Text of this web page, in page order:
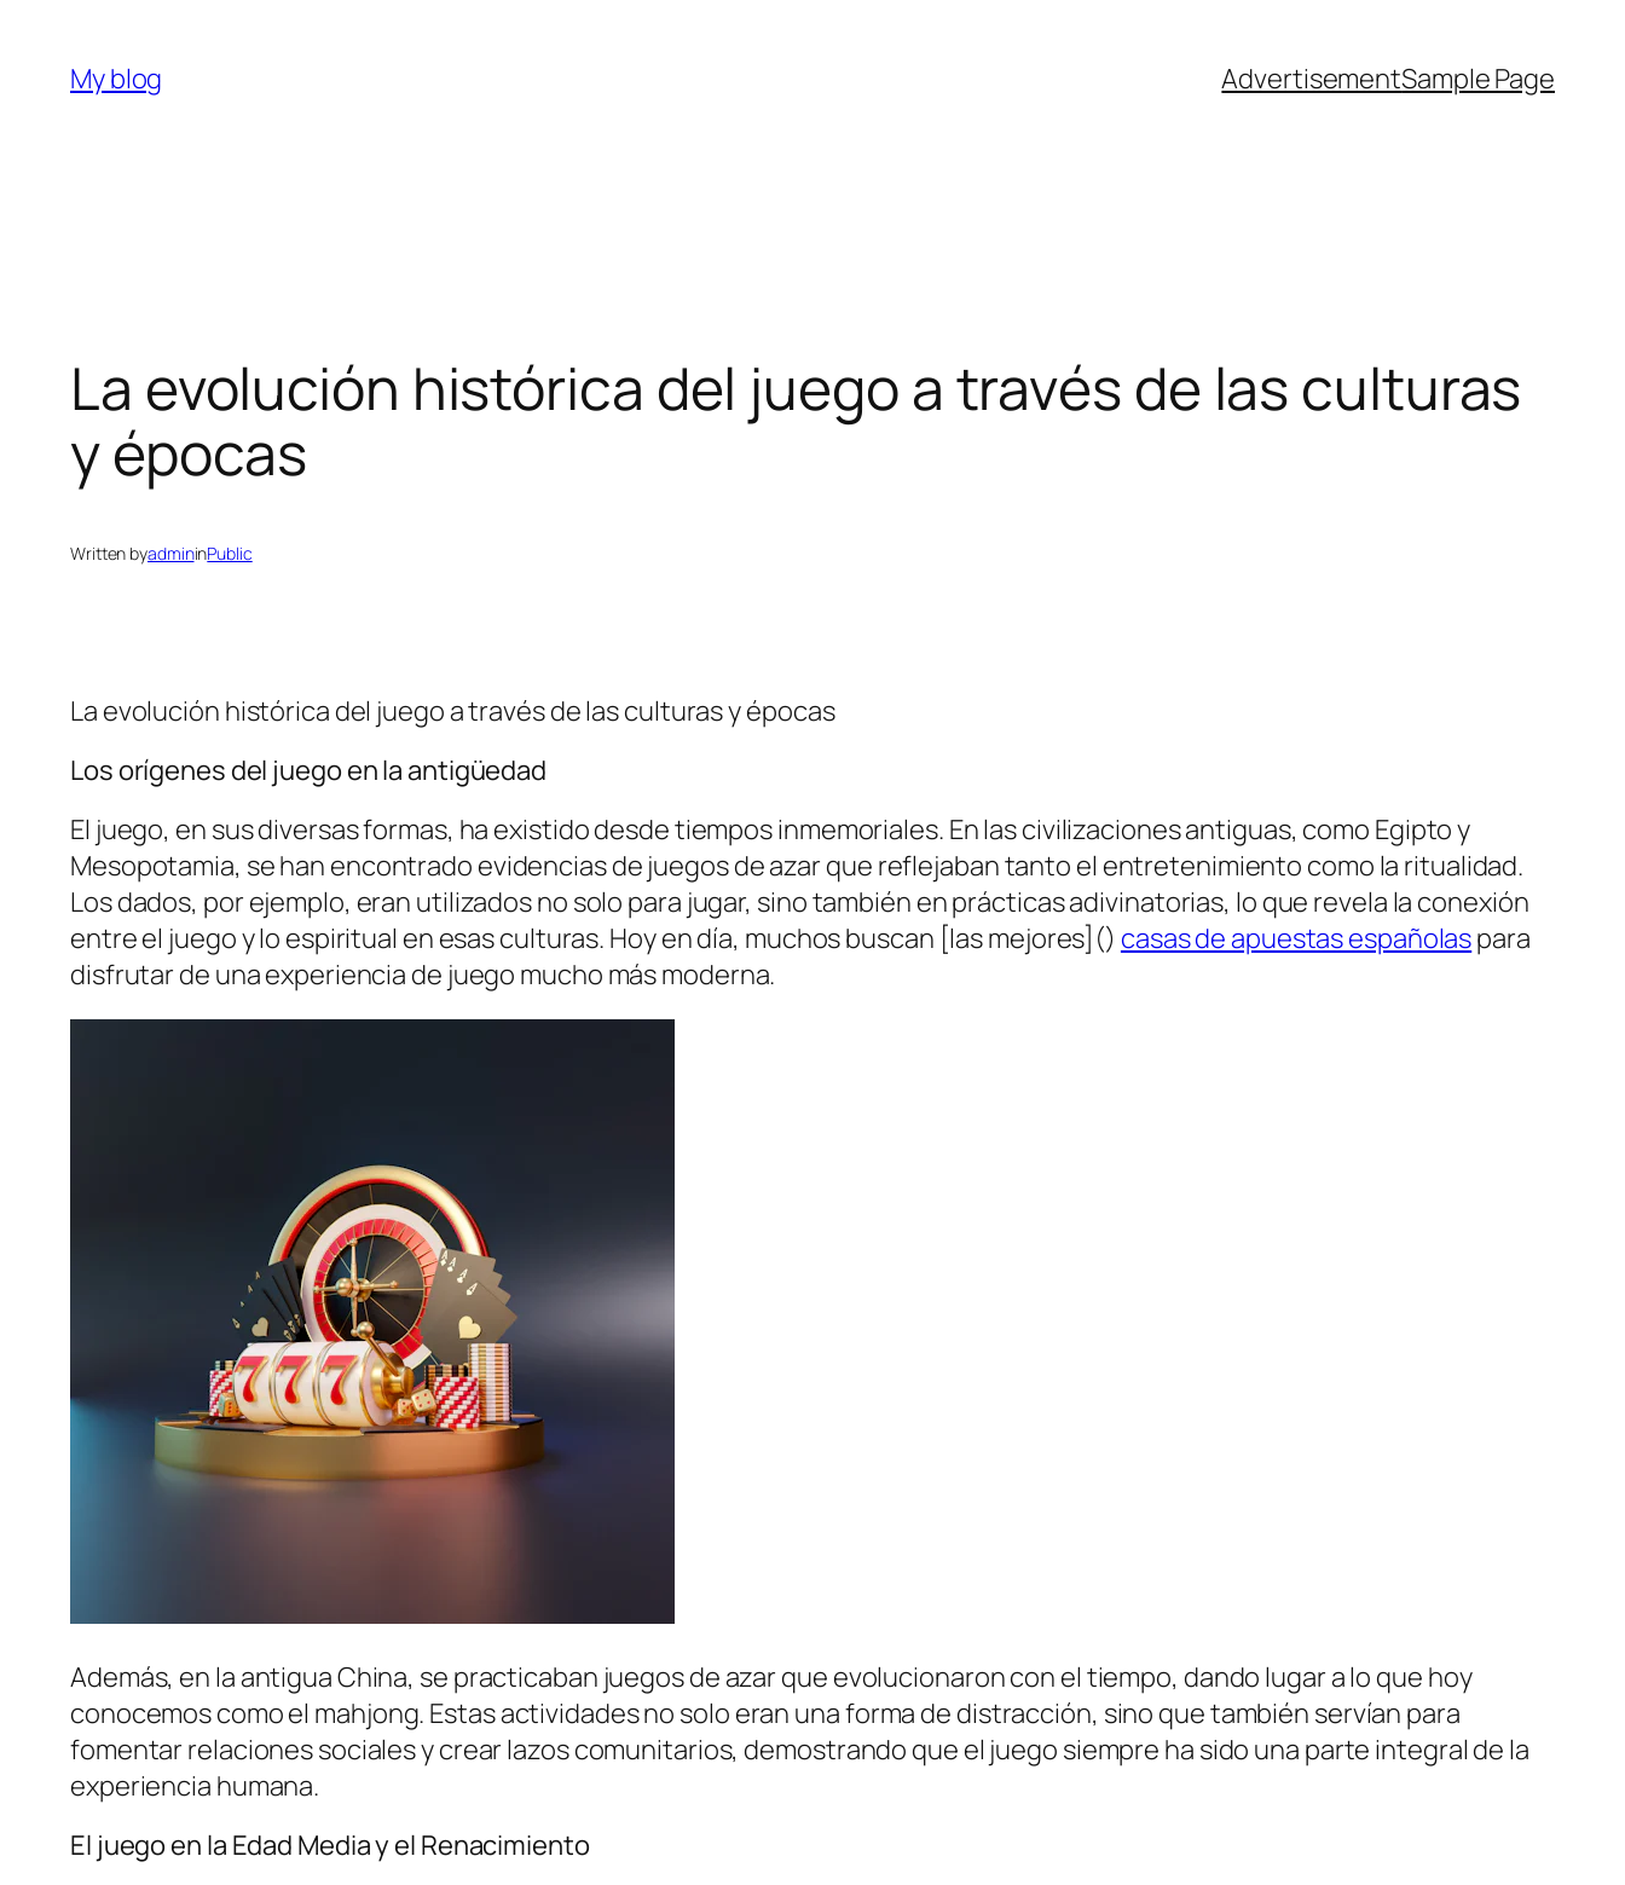
content
My blog AdvertisementSample Page
La evolución histórica del juego a través de las culturas
y épocas
Written byadmininPublic
La evolución histórica del juego a través de las culturas y épocas
Los orígenes del juego en la antigüedad
El juego, en sus diversas formas, ha existido desde tiempos inmemoriales. En las civilizaciones antiguas, como Egipto y
Mesopotamia, se han encontrado evidencias de juegos de azar que reflejaban tanto el entretenimiento como la ritualidad.
Los dados, por ejemplo, eran utilizados no solo para jugar, sino también en prácticas adivinatorias, lo que revela la conexión
entre el juego y lo espiritual en esas culturas. Hoy en día, muchos buscan [las mejores]() casas de apuestas españolaspara
disfrutar de una experiencia de juego mucho más moderna.
Además, en la antigua China, se practicaban juegos de azar que evolucionaron con el tiempo, dando lugar a lo que hoy
conocemos como el mahjong. Estas actividades no solo eran una forma de distracción, sino que también servían para
fomentar relaciones sociales y crear lazos comunitarios, demostrando que el juego siempre ha sido una parte integral de la
experiencia humana.
El juego en la Edad Media y el Renacimiento